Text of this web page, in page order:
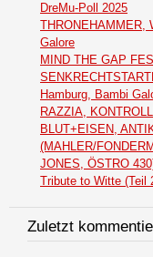
DreMu-Poll 2025
THRONEHAMMER,
Galore
MIND THE GAP
Hamburg, Bambi
RAZZIA,
BLUT+EISEN,
(MAHLER/
JONES, ÖSTRO
Tribute to Witte (Teil
Zuletzt